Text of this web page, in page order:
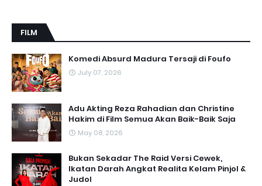
FILM
Komedi Absurd Madura Tersaji di Foufo
July 07, 2026
Adu Akting Reza Rahadian dan Christine
Hakim di Film Semua Akan Baik-Baik Saja
May 08, 2026
Bukan Sekadar The Raid Versi Cewek,
Ikatan Darah Angkat Realita Kelam Pinjol &
Judol